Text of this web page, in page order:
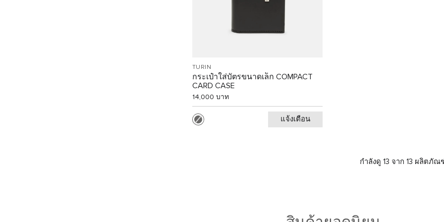
TURIN
กระเป๋าใส่บัตรขนาดเล็ก COMPACT
CARD CASE
14,000 บาท
แจ้งเตือน
กำลังดู 13 จาก 13 ผลิตภัณ